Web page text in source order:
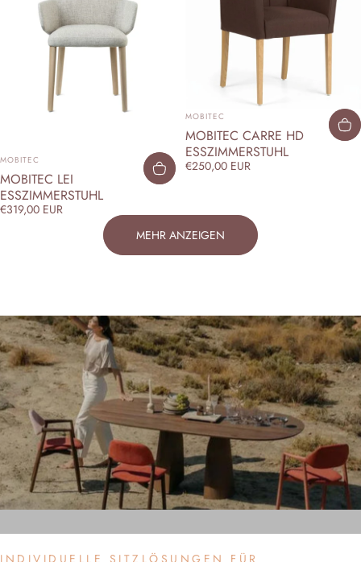
ANBIETER:
MOBITEC
MOBITEC LEI
ESSZIMMERSTUHL
€319,00 EUR
ANBIETER:
MOBITEC
MOBITEC CARRE HD
ESSZIMMERSTUHL
€250,00 EUR
MEHR ANZEIGEN